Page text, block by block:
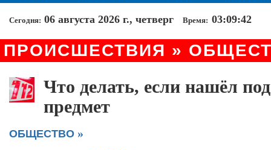
Сегодня: 06 августа 2026 г., четверг Время: 03:09:42
ПРОИСШЕСТВИЯ »
Что делать, если нашёл
предмет
ОБЩЕСТВО »